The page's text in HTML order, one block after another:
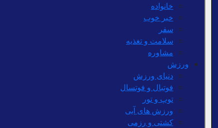
خانواده
خبر خوب
سفر
سلامت و تغذیه
مشاوره
ورزش
دنیای ورزش
فوتبال و فوتسال
توپ و تور
ورزش های آبی
کشتی و رزمی